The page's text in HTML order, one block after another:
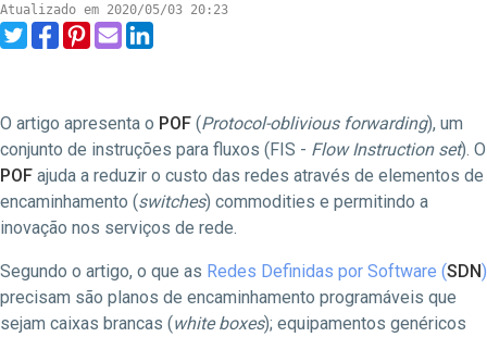
Atualizado em 2020/05/03 20:23
O artigo apresenta o POF (Protocol-oblivious forwarding), um
conjunto de instruções para fluxos (FIS - Flow Instruction set). O
POF ajuda a reduzir o custo das redes através de elementos de
encaminhamento (switches) commodities e permitindo a
inovação nos serviços de rede.
Segundo o artigo, o que as Redes Definidas por Software (SDN)
precisam são planos de encaminhamento programáveis que
sejam caixas brancas (white boxes); equipamentos genéricos